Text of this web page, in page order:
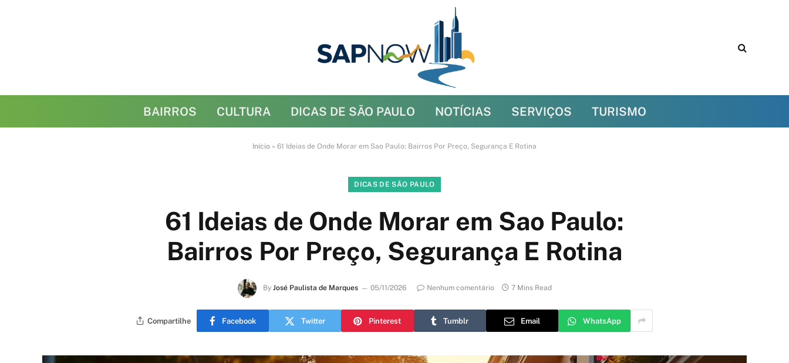
BAIRROS CULTURA DICAS DE SÃO PAULO NOTÍCIAS SERVIÇOS TURISMO
Início » 61 Ideias de Onde Morar em Sao Paulo: Bairros Por Preço, Segurança E Rotina
DICAS DE SÃO PAULO
61 Ideias de Onde Morar em Sao Paulo:
Bairros Por Preço, Segurança E Rotina
By José Paulista de Marques 05/11/2026 Nenhum comentário 7 Mins Read
Compartilhe Facebook Twitter Pinterest Tumblr Email WhatsApp